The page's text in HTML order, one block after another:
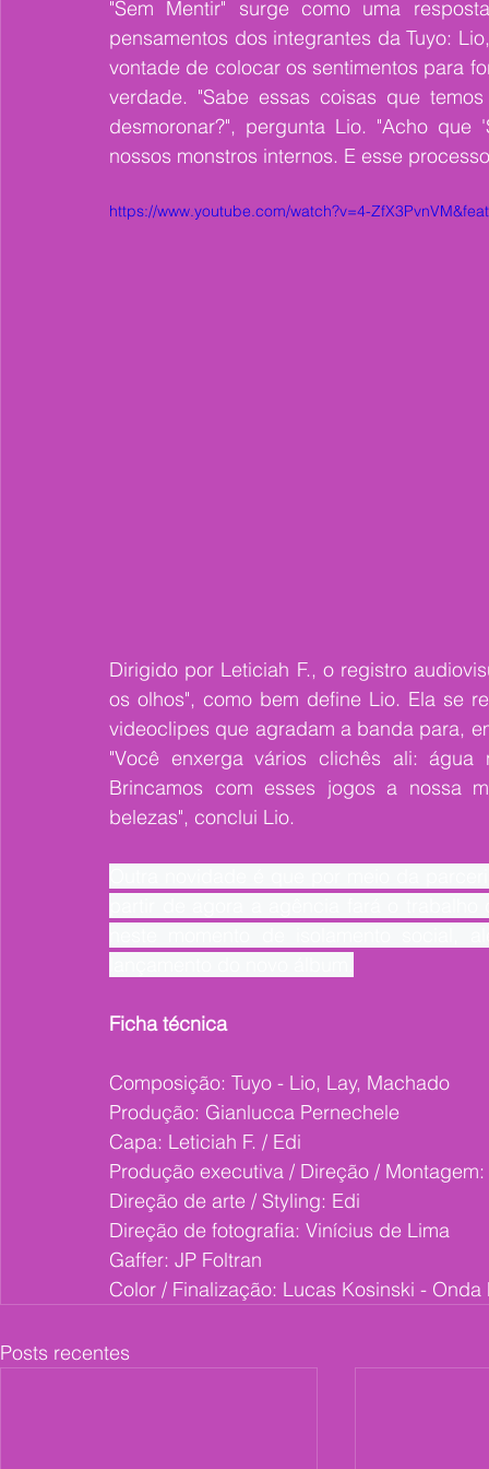
"Sem Mentir" surge como uma
pensamentos dos integrantes da Tuyo:
vontade de colocar os sentimentos para
verdade. "Sabe essas coisas que
desmoronar?", pergunta Lio. "Acho
nossos monstros internos. E esse
https://www.youtube.com/watch?v=4-
Dirigido por Leticiah F., o registro
os olhos", como bem define Lio. Ela se
videoclipes que agradam a banda para,
"Você enxerga vários clichês ali:
Brincamos com esses jogos a nossa
belezas", conclui Lio.
Ficha técnica
Composição: Tuyo - Lio, Lay, Machado
Produção: Gianlucca Pernechele
Capa: Leticiah F. / Edi
Produção executiva / Direção / Montagem:
Direção de arte / Styling: Edi
Direção de fotografia: Vinícius de Lima
Gaffer: JP Foltran
Color / Finalização: Lucas Kosinski - Onda
Posts recentes